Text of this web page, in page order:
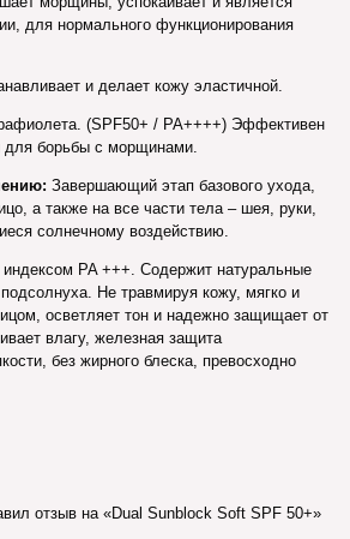
для нормального функционирования
и делает кожу эластичной.
(SPF50+ / PA++++) Эффективен
для борьбы с морщинами.
Завершающий этап базового ухода,
а также на все части тела – шея, руки,
солнечному воздействию.
PA +++. Содержит натуральные
Не травмируя кожу, мягко и
осветляет тон и надежно защищает от
влагу, железная защита
без жирного блеска, превосходно
отзыв на «Dual Sunblock Soft SPF 50+»